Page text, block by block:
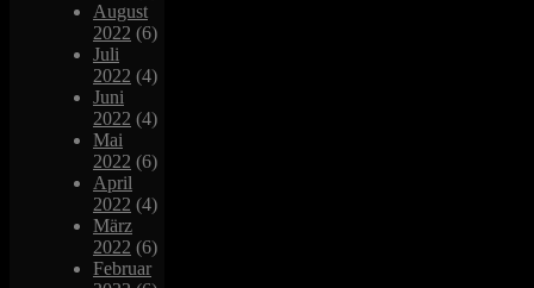
August
2022 (6)
Juli
2022 (4)
Juni
2022 (4)
Mai
2022 (6)
April
2022 (4)
März
2022 (6)
Februar